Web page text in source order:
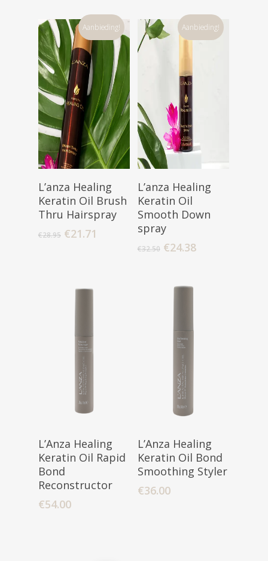
Aanbieding!
Lees Verder
L’anza Healing
Keratin Oil Brush
Thru Hairspray
€28.95 Oorspronkelijke
€21.71
Aanbieding!
Toevoegen
Aan Winkelwagen
L’anza Healing
Keratin Oil
Smooth Down
spray
€32.50 Oorspronkelijke
€32.50.
€24.38Huidige
Toevoegen
Aan Winkelwagen
L’Anza Healing
Keratin Oil Rapid
Bond
Reconstructor
€54.00
Toevoegen
Aan Winkelwagen
L’Anza Healing
Keratin Oil Bond
Smoothing Styler
€36.00